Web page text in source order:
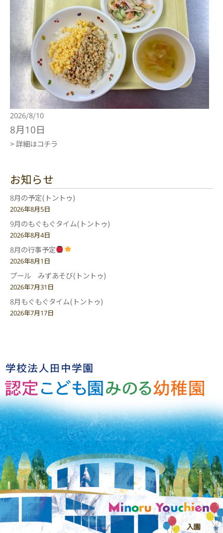
2026/8/10
8月10日
> 詳細はコチラ
お知らせ
8月の予定(トントゥ)
2026年8月5日
9月のもぐもぐタイム(トントゥ)
2026年8月4日
8月の行事予定
2026年8月1日
プール みずあそび(トントゥ)
2026年7月31日
8月もぐもぐタイム(トントゥ)
2026年7月17日